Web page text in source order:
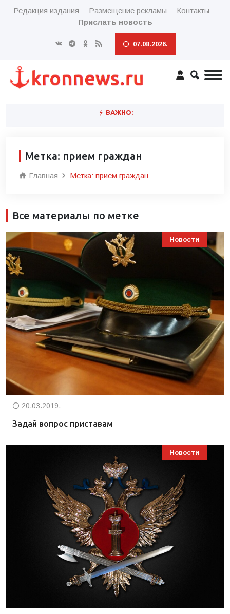
Редакция издания Размещение рекламы
Контакты
Прислать новость
07.08.2026.
ВАЖНО:
Метка: прием граждан
Главная Метка: прием граждан
Все материалы по метке
Новости
20.03.2019.
Задай вопрос приставам
Новости